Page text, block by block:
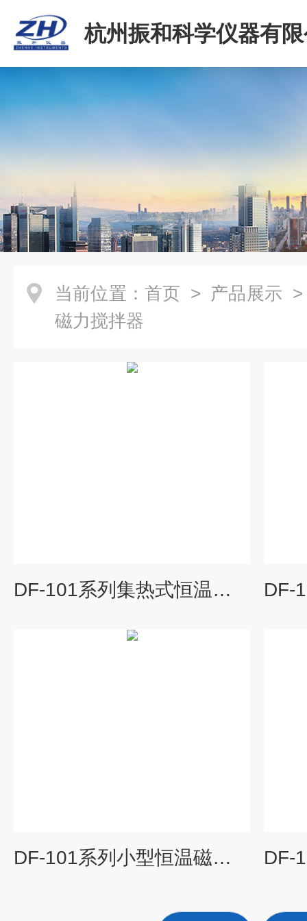
杭州振和科学仪器有
当前位置： 首页 > 产品展示
磁力搅拌器
DF-101系列集热式恒温磁力搅拌器
DF-101系列小型恒温磁力搅拌器